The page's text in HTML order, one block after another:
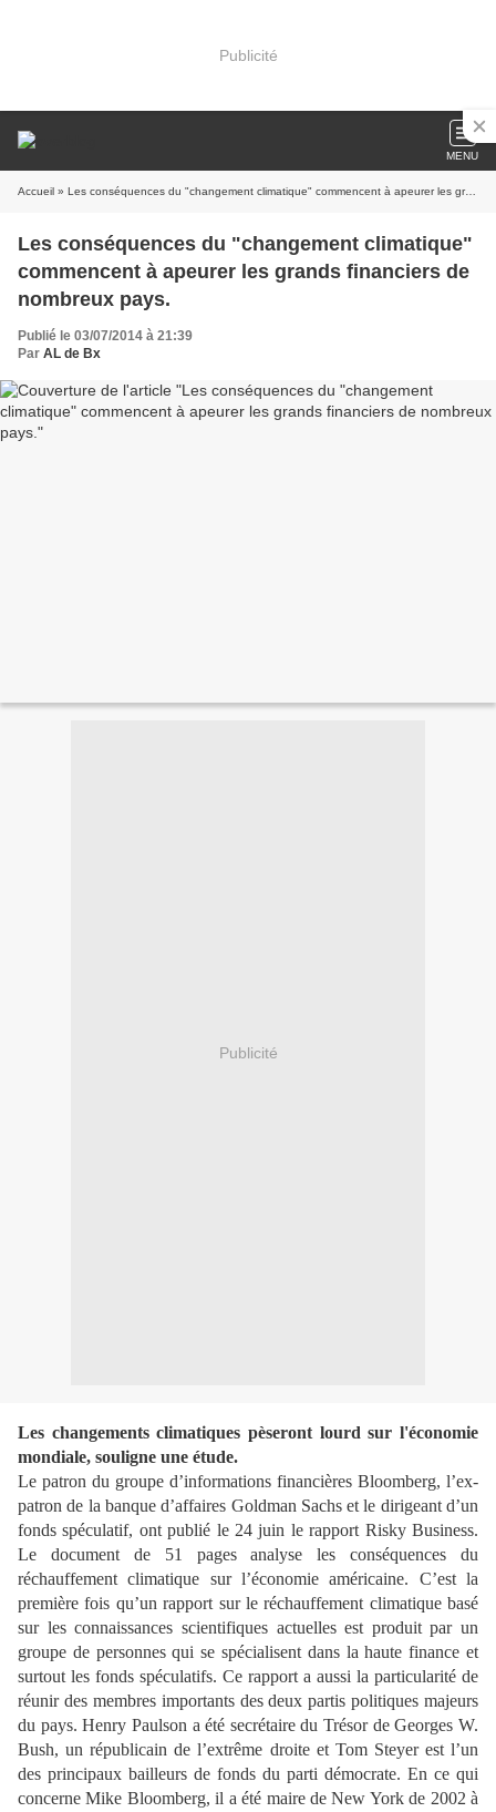
Publicité
MENU
Accueil » Les conséquences du "changement climatique" commencent à apeurer les grands financiers de nombreux pays.
Les conséquences du "changement climatique"
commencent à apeurer les grands financiers de
nombreux pays.
Publié le 03/07/2014 à 21:39
Par AL de Bx
Publicité
Les changements climatiques pèseront lourd sur l'économie
mondiale, souligne une étude.
Le patron du groupe d’informations financières Bloomberg, l’ex-
patron de la banqued’affaires Goldman Sachs et le dirigeant d’un
fonds spéculatif, ont publié le 24 juin le rapport Risky Business.
Le document de 51 pages analyse les conséquences du
réchauffementclimatique sur l’économie américaine. C’est la
première fois qu’un rapport sur leréchauffement climatique basé
sur les connaissances scientifiques actuelles est produit par un
groupe de personnes qui se spécialisent dans la haute finance et
surtout les fonds spéculatifs. Ce rapport a aussi la particularité de
réunir des membres importants des deux partis politiques majeurs
du pays. Henry Paulson a été secrétaire du Trésor de Georges W.
Bush, unrépublicain de l’extrême droite et Tom Steyer est l’un
des principaux bailleurs de fonds du parti démocrate. En ce qui
concerne Mike Bloomberg, il a été maire de New York de 2002 à